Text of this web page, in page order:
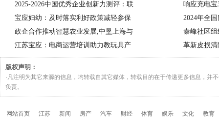
2025-2026中国优秀企业创新力测评：联
宝应妇幼：及时落实利好政策减轻参保
政企合作推动智慧农业发展,中垦上海与
江苏宝应：电商运营培训助力教玩具产
响应充电
2024年全
秦峰社区
革新皮损
版权声明：
·凡注明为其它来源的信息，均转载自其它媒体，转载目的在于传递更多信息，并
负责。
网站首页 江苏 新闻 房产 汽车 财经 体育 娱乐 文化 教育